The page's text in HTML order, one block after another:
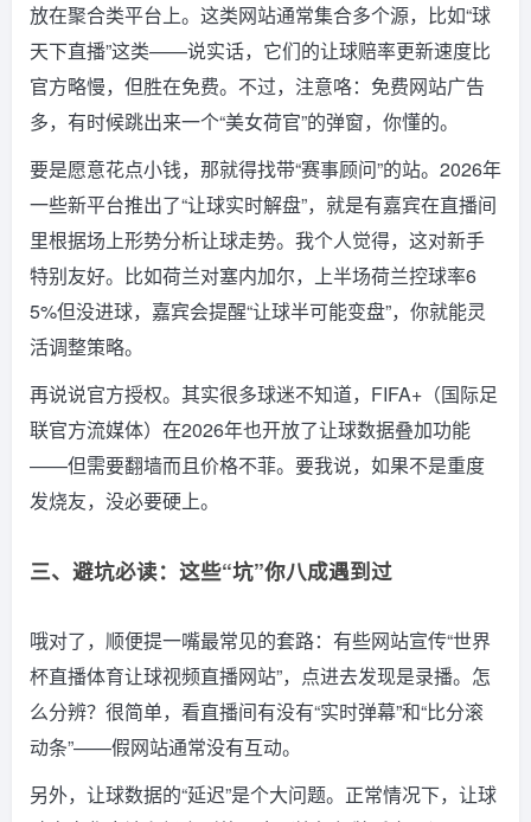
放在聚合类平台上。这类网站通常集合多个源，比如“球
天下直播”这类——说实话，它们的让球赔率更新速度比
官方略慢，但胜在免费。不过，注意咯：免费网站广告
多，有时候跳出来一个“美女荷官”的弹窗，你懂的。
要是愿意花点小钱，那就得找带“赛事顾问”的站。2026年
一些新平台推出了“让球实时解盘”，就是有嘉宾在直播间
里根据场上形势分析让球走势。我个人觉得，这对新手
特别友好。比如荷兰对塞内加尔，上半场荷兰控球率6
5%但没进球，嘉宾会提醒“让球半可能变盘”，你就能灵
活调整策略。
再说说官方授权。其实很多球迷不知道，FIFA+（国际足
联官方流媒体）在2026年也开放了让球数据叠加功能
——但需要翻墙而且价格不菲。要我说，如果不是重度
发烧友，没必要硬上。
三、避坑必读：这些“坑”你八成遇到过
哦对了，顺便提一嘴最常见的套路：有些网站宣传“世界
杯直播体育让球视频直播网站”，点进去发现是录播。怎
么分辨？很简单，看直播间有没有“实时弹幕”和“比分滚
动条”——假网站通常没有互动。
另外，让球数据的“延迟”是个大问题。正常情况下，让球